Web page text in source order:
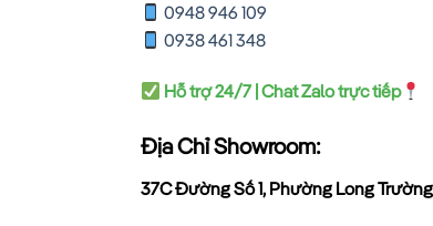
0948 946 109
0938 461 348
Hỗ trợ 24/7 | Chat Zalo trực tiếp
Địa Chỉ Showroom:
37C Đường Số 1, Phường Long Trường